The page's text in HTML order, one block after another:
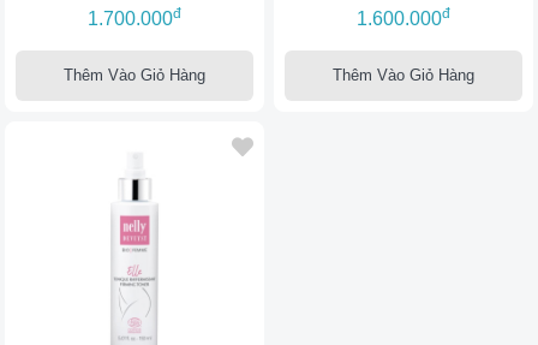
1.700.000đ
Thêm Vào Giỏ Hàng
1.600.000đ
Thêm Vào Giỏ Hàng